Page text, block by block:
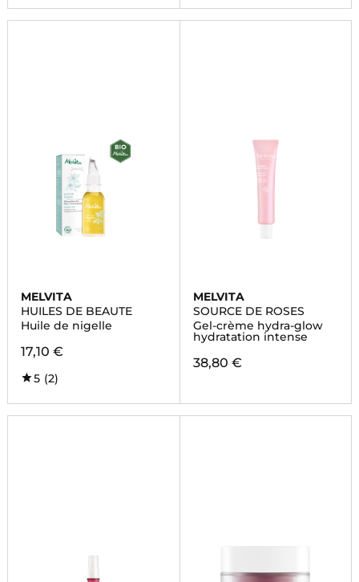
MELVITA
HUILES DE BEAUTE
Huile de nigelle
17,10 €
5 (2)
MELVITA
SOURCE DE ROSES
Gel-crème hydra-glow
hydratation intense
38,80 €